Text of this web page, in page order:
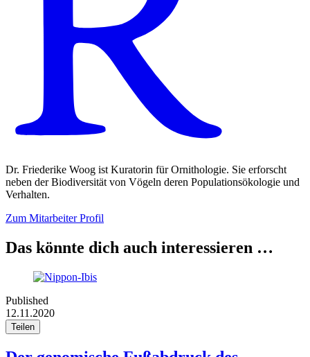
Dr. Friederike Woog ist Kuratorin für Ornithologie. Sie erforscht
neben der Biodiversität von Vögeln deren Populationsökologie und
Verhalten.
Zum Mitarbeiter Profil
Das könnte dich auch interessieren …
Published
12.11.2020
Teilen